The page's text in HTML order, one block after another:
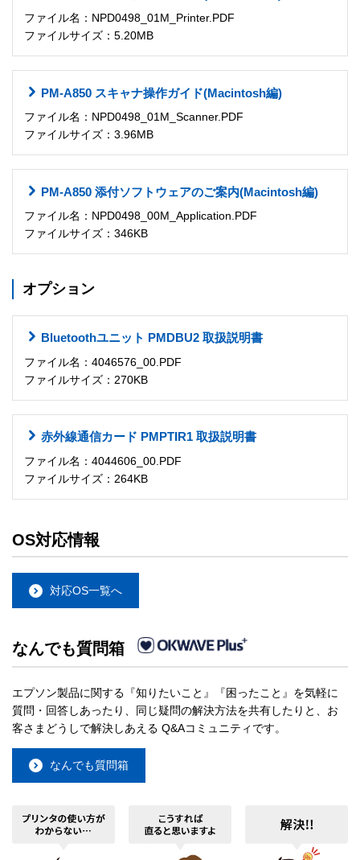
ファイル名：NPD0498_01M_Printer.PDF
ファイルサイズ：5.20MB
PM-A850 スキャナ操作ガイド(Macintosh編)
ファイル名：NPD0498_01M_Scanner.PDF
ファイルサイズ：3.96MB
PM-A850 添付ソフトウェアのご案内(Macintosh編)
ファイル名：NPD0498_00M_Application.PDF
ファイルサイズ：346KB
オプション
Bluetoothユニット PMDBU2 取扱説明書
ファイル名：4046576_00.PDF
ファイルサイズ：270KB
赤外線通信カード PMPTIR1 取扱説明書
ファイル名：4044606_00.PDF
ファイルサイズ：264KB
OS対応情報
対応OS一覧へ
なんでも質問箱
エプソン製品に関する『知りたいこと』『困ったこと』を気軽に
質問・回答しあったり、同じ疑問の解決方法を共有したりと、お
客さまどうしで解決しあえる Q&Aコミュニティです。
なんでも質問箱